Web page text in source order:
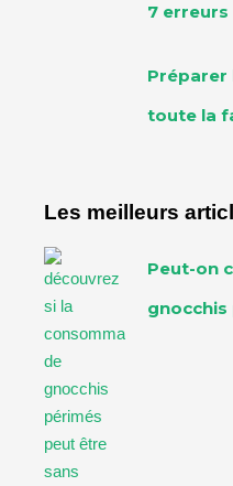
7
Préparer
toute la
Les meilleurs
Peut-on
gnocchis